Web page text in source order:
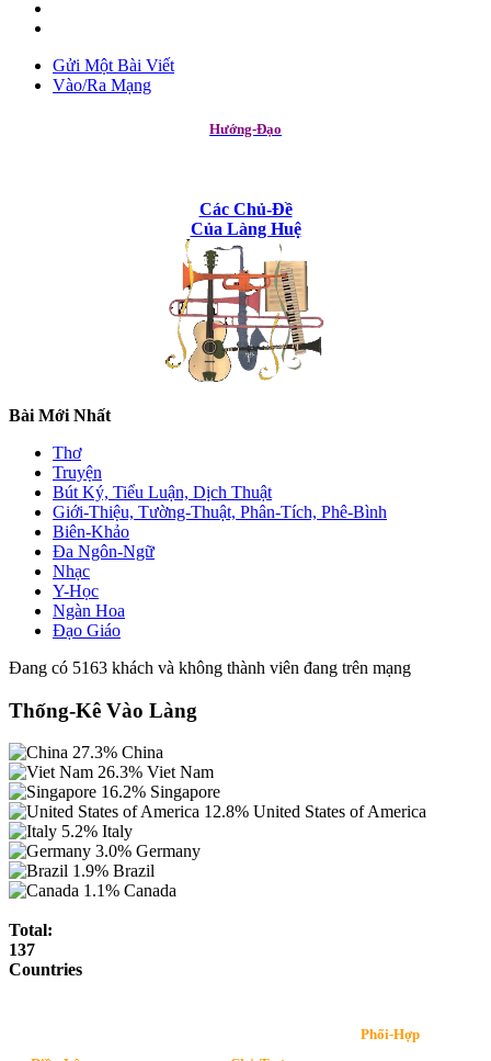
Gửi Một Bài Viết
Vào/Ra Mạng
Hướng-Đạo
Các Chủ-Đề
Của Làng Huệ
Bài Mới Nhất
Thơ
Truyện
Bút Ký, Tiểu Luận, Dịch Thuật
Giới-Thiệu, Tường-Thuật, Phân-Tích, Phê-Bình
Biên-Khảo
Đa Ngôn-Ngữ
Nhạc
Y-Học
Ngàn Hoa
Đạo Giáo
Đang có 5163 khách và không thành viên đang trên mạng
Thống-Kê Vào Làng
27.3% China
26.3% Viet Nam
16.2% Singapore
12.8% United States of America
5.2% Italy
3.0% Germany
1.9% Brazil
1.1% Canada
Total:
137
Countries
Phối-Hợp